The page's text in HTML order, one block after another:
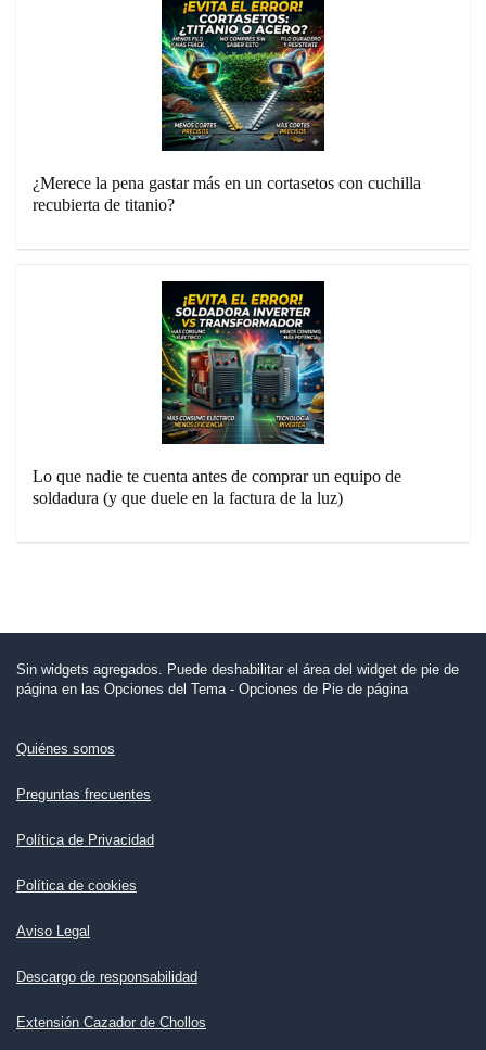
¿Merece la pena gastar más en un cortasetos con cuchilla
recubierta de titanio?
Lo que nadie te cuenta antes de comprar un equipo de
soldadura (y que duele en la factura de la luz)
Sin widgets agregados. Puede deshabilitar el área del widget de pie de
página en las Opciones del Tema - Opciones de Pie de página
Quiénes somos
Preguntas frecuentes
Política de Privacidad
Política de cookies
Aviso Legal
Descargo de responsabilidad
Extensión Cazador de Chollos